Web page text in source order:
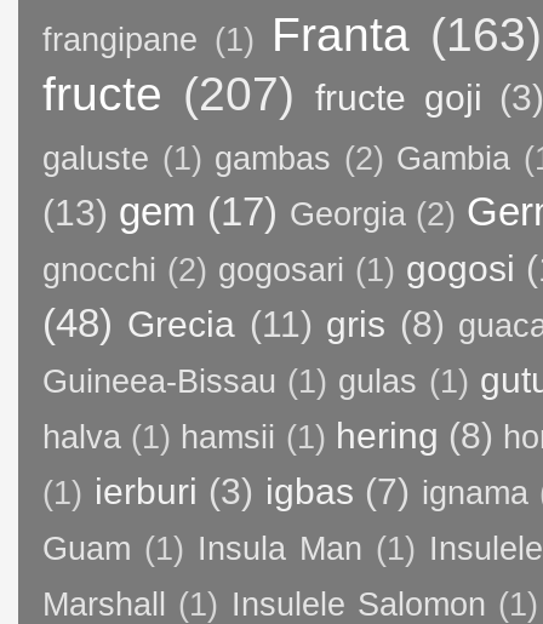
frangipane (1) Franta (163)
fructe (207) fructe goji (3)
galuste (1) gambas (2) Gambia
(13) gem (17) Georgia (2)
gnocchi (2) gogosari (1) gogosi
(48) Grecia (11) gris (8)
Guineea-Bissau (1) gulas (1)
halva (1) hamsii (1) hering (8)
(1) ierburi (3) igbas (7) ignama
Guam (1) Insula Man (1)
Marshall
(1) Insulele Salomon (1)